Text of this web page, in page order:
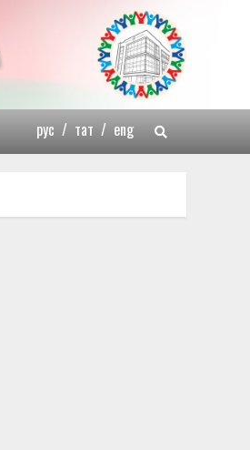
рус / тат / eng